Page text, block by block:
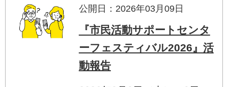
公開日：2026年03月09日
『市民活動サポートセンタ
ーフェスティバル2026』活
動報告